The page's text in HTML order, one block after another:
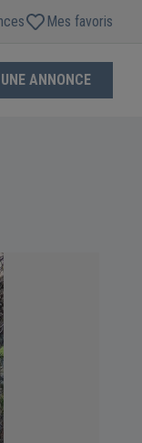
Mes favoris
ANNONCE